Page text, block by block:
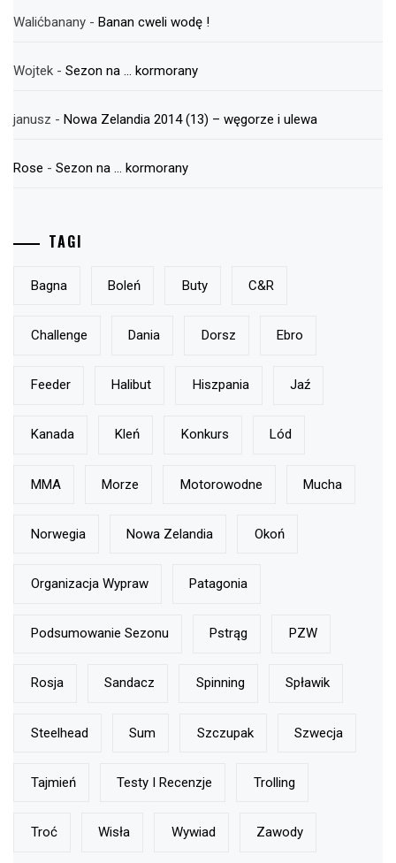
Walićbanany - Banan cweli wodę !
Wojtek - Sezon na … kormorany
janusz - Nowa Zelandia 2014 (13) – węgorze i ulewa
Rose - Sezon na … kormorany
TAGI
Bagna Boleń Buty C&r
Challenge Dania Dorsz Ebro
Feeder Halibut Hiszpania Jaź
Kanada Kleń Konkurs Lód
MMA Morze Motorowodne Mucha
Norwegia Nowa Zelandia Okoń
Organizacja Wypraw Patagonia
Podsumowanie Sezonu Pstrąg PZW
Rosja Sandacz Spinning Spławik
Steelhead Sum Szczupak Szwecja
Tajmień Testy I Recenzje Trolling
Troć Wisła Wywiad Zawody